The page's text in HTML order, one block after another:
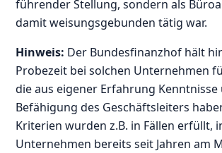
führender Stellung, sondern als
damit weisungsgebunden tätig war.
Hinweis: Der Bundesfinanzhof hält
Probezeit bei solchen Unternehmen
die aus eigener Erfahrung Kenntnisse
Befähigung des Geschäftsleiters
Kriterien wurden z.B. in Fällen erfüllt,
Unternehmen bereits seit Jahren am